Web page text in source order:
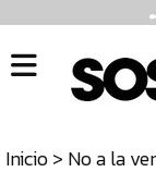
INICIO
TIENDA
Inicio> No a la